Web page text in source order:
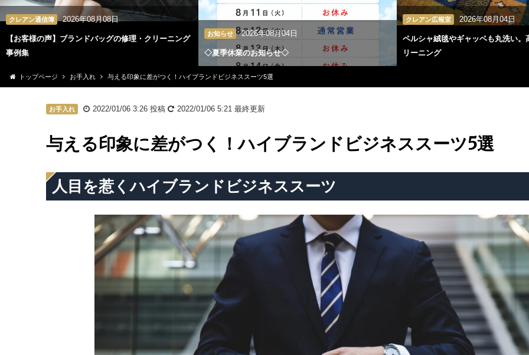
クレアン通信簿 2026年08月08日
【お客様の声】ブランドバッグの修理・クリーニング
事例集
お知らせ 2026年08月04日
◇夏季休業のお知らせ◇
クレアン広報室 2026年08月04日
ペルシャ絨毯やギャッベも丸洗い。
リーニング
トップページ お手入れ 与える印象に差がつく！ハイブランドビジネススーツ5選
お手入れ 2022/01/06 3:26投稿 2022/01/06 5:21最終更新
与える印象に差がつく！ハイブランドビジネススーツ5選
人目を惹くハイブランドビジネススーツ